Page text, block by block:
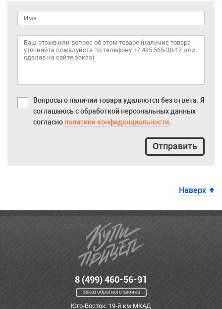
Вопросы о наличии товара удаляются без ответа. Я
соглашаюсь с обработкой персональных данных
согласно политики конфиденциальности.
Отправить
Наверх
8 (499) 460-56-91
Заказ обратного звонка
Юго-Восток: 19-й км МКАД